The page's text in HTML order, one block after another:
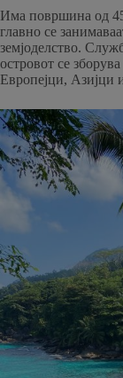
Има површина од
главно се
земјоделство.
островот се
Европејци, Азијци